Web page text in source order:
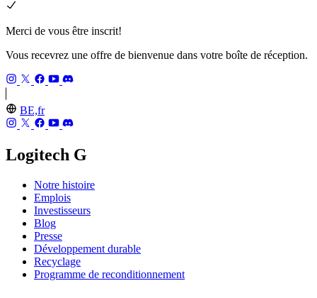
Merci de vous être inscrit!
Vous recevrez une offre de bienvenue dans votre boîte de réception.
BE,fr
Logitech G
Notre histoire
Emplois
Investisseurs
Blog
Presse
Développement durable
Recyclage
Programme de reconditionnement